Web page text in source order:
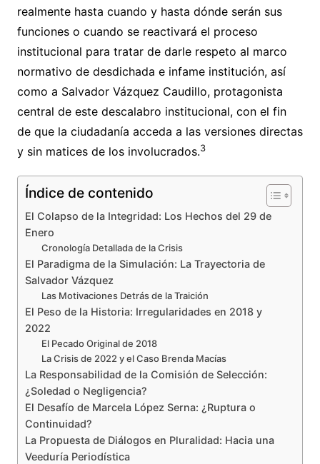
realmente hasta cuando y hasta dónde serán sus
funciones o cuando se reactivará el proceso
institucional para tratar de darle respeto al marco
normativo de desdichada e infame institución, así
como a Salvador Vázquez Caudillo, protagonista
central de este descalabro institucional, con el fin
de que la ciudadanía acceda a las versiones directas
y sin matices de los involucrados.3
Índice de contenido
El Colapso de la Integridad: Los Hechos del 29 de
Enero
Cronología Detallada de la Crisis
El Paradigma de la Simulación: La Trayectoria de
Salvador Vázquez
Las Motivaciones Detrás de la Traición
El Peso de la Historia: Irregularidades en 2018 y
2022
El Pecado Original de 2018
La Crisis de 2022 y el Caso Brenda Macías
La Responsabilidad de la Comisión de Selección:
¿Soledad o Negligencia?
El Desafío de Marcela López Serna: ¿Ruptura o
Continuidad?
La Propuesta de Diálogos en Pluralidad: Hacia una
Veeduría Periodística